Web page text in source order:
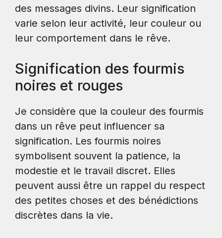
des messages divins. Leur signification
varie selon leur activité, leur couleur ou
leur comportement dans le rêve.
Signification des fourmis
noires et rouges
Je considère que la couleur des fourmis
dans un rêve peut influencer sa
signification. Les fourmis noires
symbolisent souvent la patience, la
modestie et le travail discret. Elles
peuvent aussi être un rappel du respect
des petites choses et des bénédictions
discrètes dans la vie.